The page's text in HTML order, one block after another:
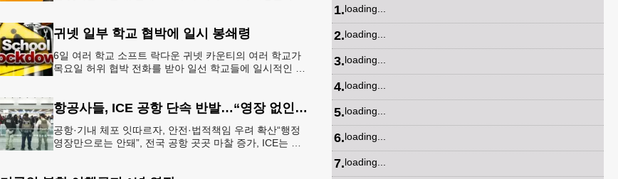
귀넷 일부 학교 협박에 일시 봉쇄령
6일 여러 학교 소프트 락다운 귀넷 카운티의 여러 학교가
목요일 허위 협박 전화를 받아 일선 학교들에 일시적인 봉
항공사들, ICE 공항 단속 반발…“영장 없인 협조 불가”
공항·기내 체포 잇따르자, 안전·법적책임 우려 확산“행정
영장만으로는 안돼”, 전국 공항 곳곳 마찰 증가, ICE는 공
1.loading...
2.loading...
3.loading...
4.loading...
5.loading...
6.loading...
7.loading...